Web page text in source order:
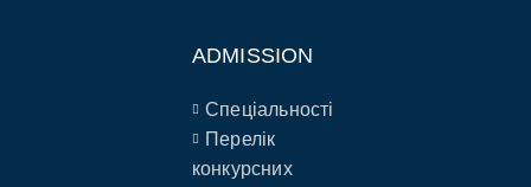
ADMISSION
Спеціальності
Перелік
конкурсних